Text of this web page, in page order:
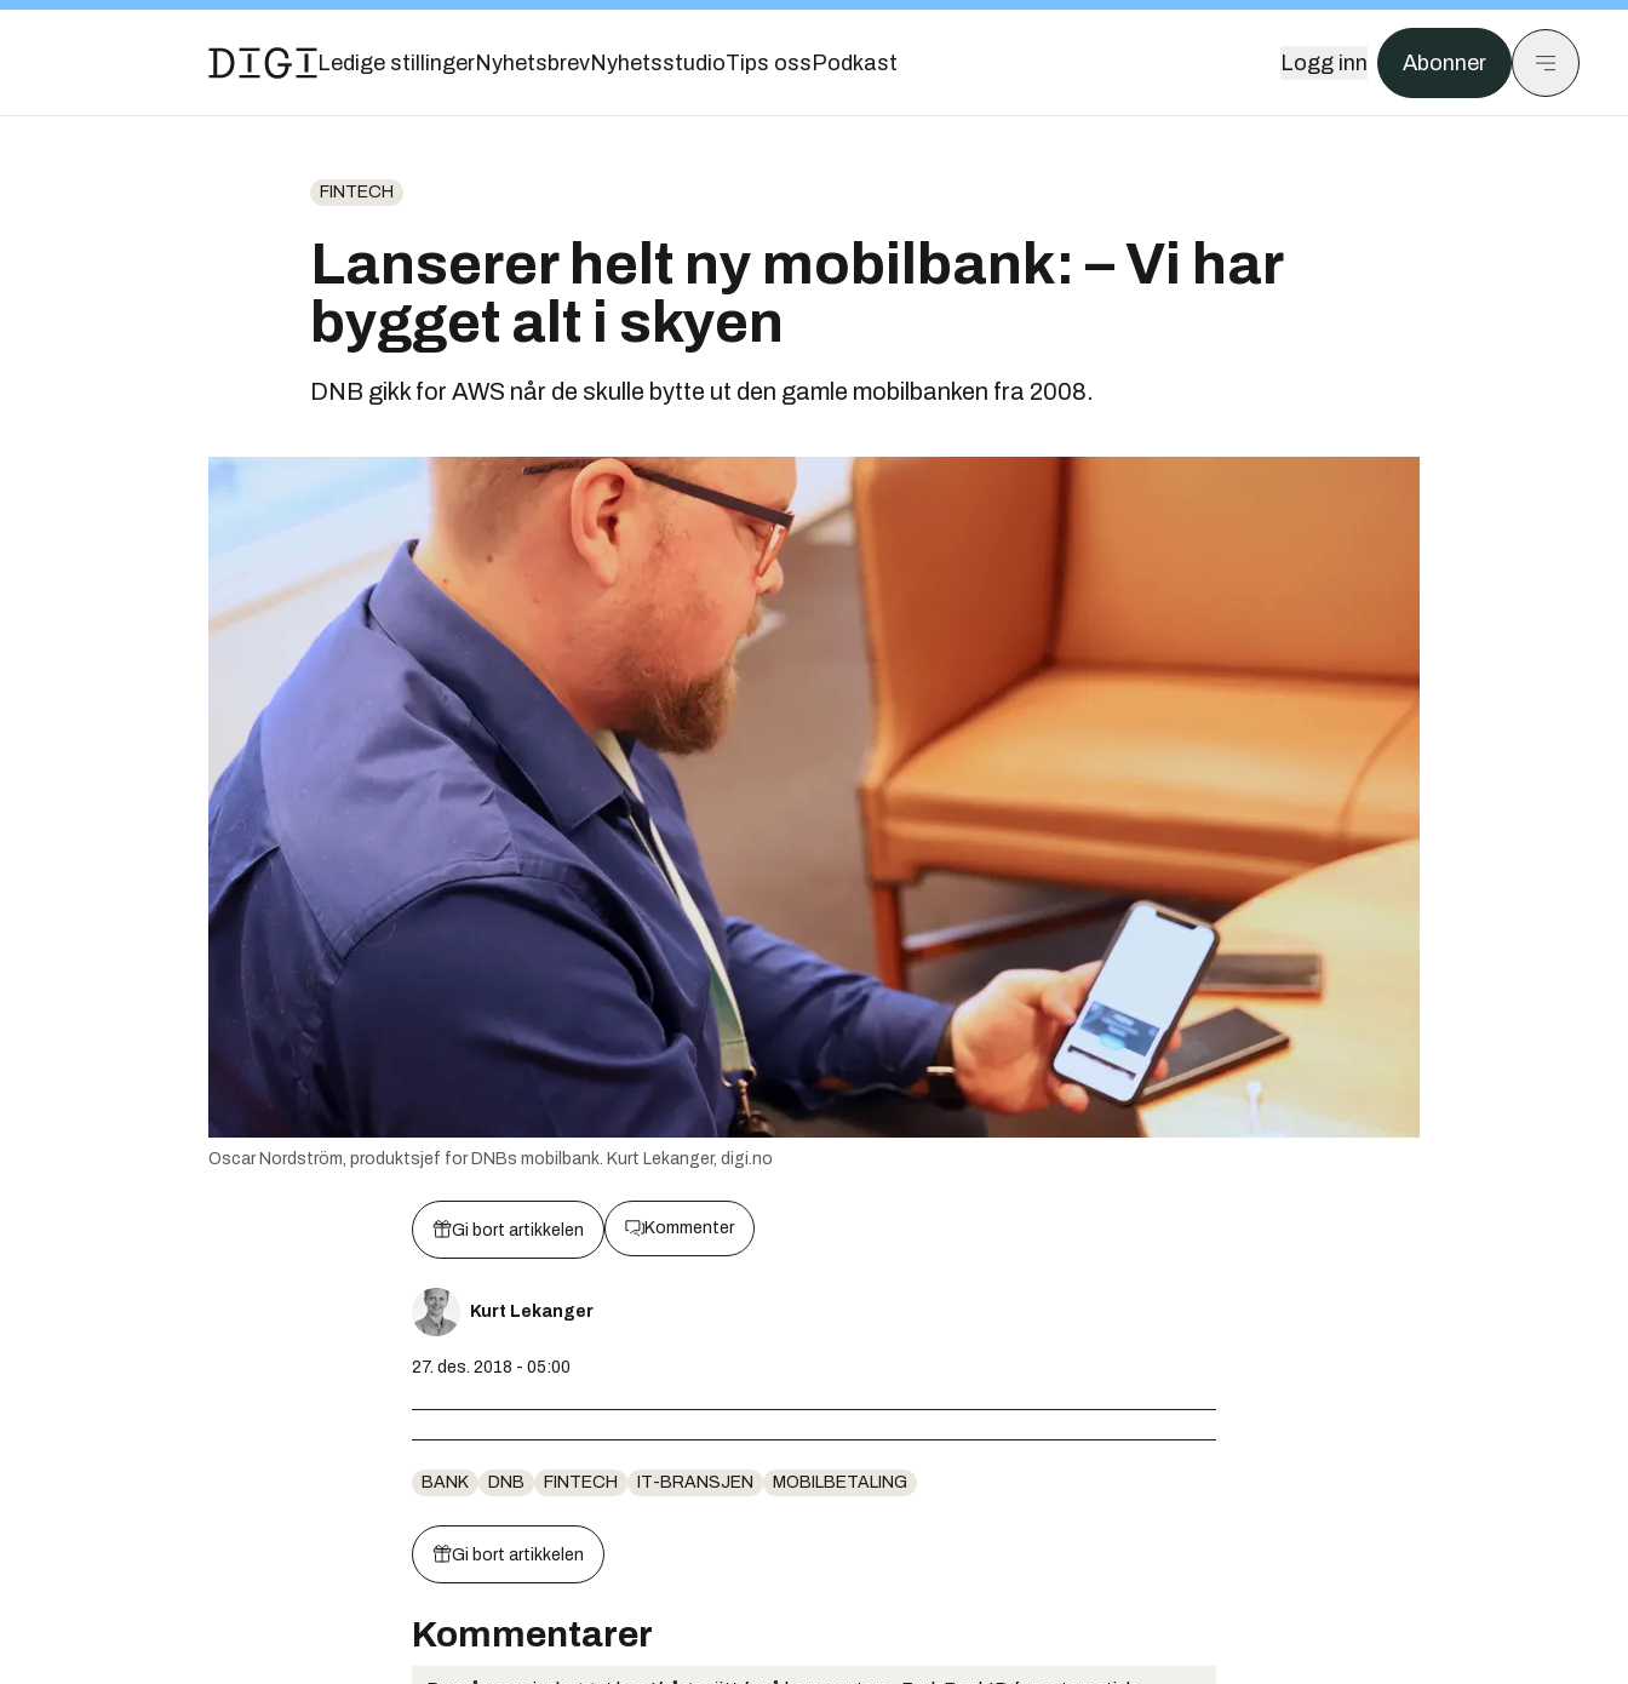
Ledige stillingerNyhetsbrevNyhetsstudioTips oss Podkast Logg inn Abonner
FINTECH
Lanserer helt ny mobilbank: – Vi har
bygget alt i skyen
DNB gikk for AWS når de skulle bytte ut den gamle mobilbanken fra 2008.
Oscar Nordström, produktsjef for DNBs mobilbank. Kurt Lekanger, digi.no
Gi bort artikkelen Kommenter
Kurt Lekanger
27. des. 2018 - 05:00
BANK DNB FINTECH IT-BRANSJEN MOBILBETALING
Gi bort artikkelen
Kommentarer